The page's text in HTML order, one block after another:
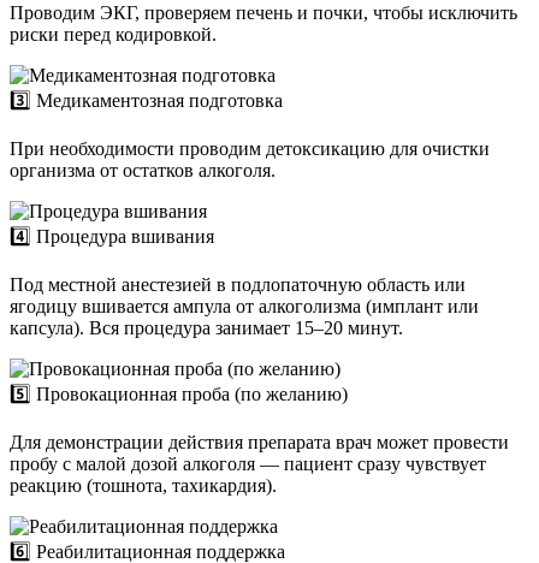
Проводим ЭКГ, проверяем печень и почки, чтобы исключить
риски перед кодировкой.
3️⃣ Медикаментозная подготовка
При необходимости проводим детоксикацию для очистки
организма от остатков алкоголя.
4️⃣ Процедура вшивания
Под местной анестезией в подлопаточную область или
ягодицу вшивается ампула от алкоголизма (имплант или
капсула). Вся процедура занимает 15–20 минут.
5️⃣ Провокационная проба (по желанию)
Для демонстрации действия препарата врач может провести
пробу с малой дозой алкоголя — пациент сразу чувствует
реакцию (тошнота, тахикардия).
6️⃣ Реабилитационная поддержка